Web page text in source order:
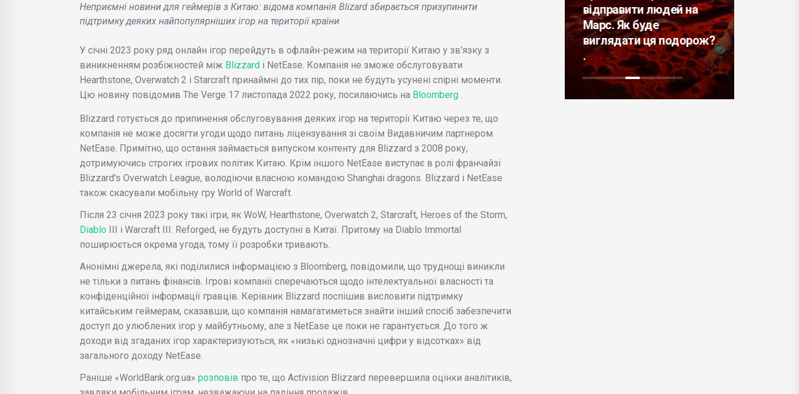
Неприємні новини для геймерів з Китаю: відома компанія Blizard збирається призупинити
підтримку деяких найпопулярніших ігор на території країни
У січні 2023 року ряд онлайн ігор перейдуть в офлайн-режим на території Китаю у зв'язку з
виникненням розбіжностей між Blizzard і NetEase. Компанія не зможе обслуговувати
Hearthstone, Overwatch 2 і Starcraft принаймні до тих пір, поки не будуть усунені спірні моменти.
Цю новину повідомив The Verge 17 листопада 2022 року, посилаючись на Bloomberg
Blizzard готується до припинення обслуговування деяких ігор на території Китаю через те, що
компанія не може досягти угоди щодо питань ліцензування зі своїм Видавничим партнером
NetEase. Примітно, що остання займається випуском контенту для Blizzard з 2008 року,
дотримуючись строгих ігрових політик Китаю. Крім іншого NetEase виступає в ролі франчайзі
Blizzard's Overwatch League, володіючи власною командою Shanghai dragons. Blizzard і NetEase
також скасували мобільну гру World of Warcraft.
Після 23 січня 2023 року такі ігри, як WoW, Hearthstone, Overwatch 2, Starcraft, Heroes of the Storm,
Diablo III і Warcraft III: Reforged, не будуть доступні в Китаї. Притому на Diablo Immortal
поширюється окрема угода, тому її розробки тривають.
Анонімні джерела, які поділилися інформацією з Bloomberg, повідомили, що труднощі виникли
не тільки з питань фінансів. Ігрові компанії сперечаються щодо інтелектуальної власності та
конфіденційної інформації гравців. Керівник Blizzard поспішив висловити підтримку
китайським геймерам, сказавши, що компанія намагатиметься знайти інший спосіб забезпечити
доступ до улюблених ігор у майбутньому, але з NetEase це поки не гарантується. До того ж
доходи від згаданих ігор характеризуються, як «низькі однозначні цифри у відсотках» від
загального доходу NetEase.
Раніше «WorldBank.org.ua» розповів про те, що Activision Blizzard перевершила оцінки аналітиків,
БІЗНЕС НОВИНИ
Гра Minecraft відтепер
Chromebook .
Місія NASA «Dart» по
зіткненню корабля з
завершилася .
House Mafia
«Obegransad» .
відправити людей на
Марс. Як буде
виглядати ця подорож?
.